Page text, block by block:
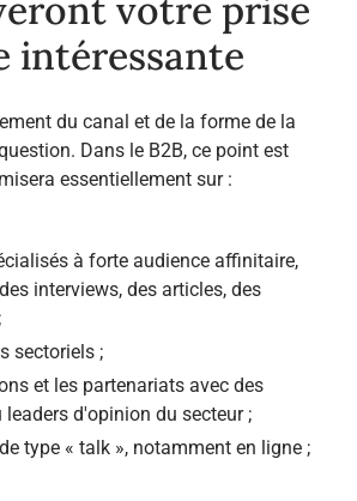
votre prise
intéressante
du canal et de la forme de la
Dans le B2B, ce point est
essentiellement sur :
à forte audience affinitaire,
interviews, des articles, des
sectoriels ;
et les partenariats avec des
leaders d'opinion du secteur ;
type « talk », notamment en ligne ;